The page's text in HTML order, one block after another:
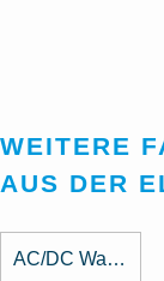
WEITERE
AUS DER
AC/DC Wandler